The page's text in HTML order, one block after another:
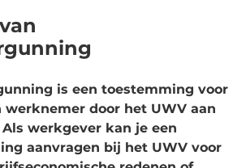
is een toestemming voor
werknemer door het UWV aan
werkgever kan je een
aanvragen bij het UWV voor